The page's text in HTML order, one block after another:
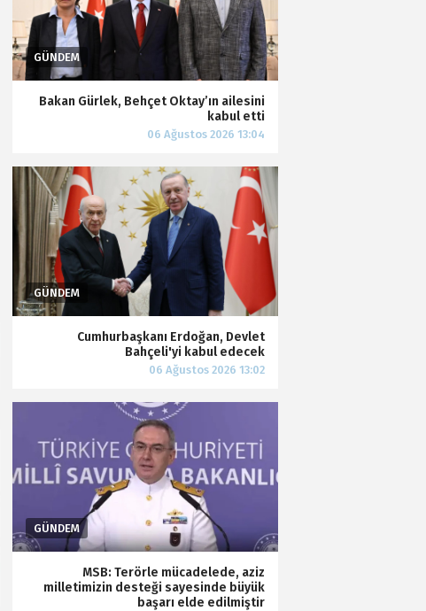
Bakan Gürlek, Behçet Oktay’ın ailesini
kabul etti
Cumhurbaşkanı Erdoğan, Devlet
Bahçeli'yi kabul edecek
MSB: Terörle mücadelede, aziz
milletimizin desteği sayesinde büyük
başarı elde edilmiştir